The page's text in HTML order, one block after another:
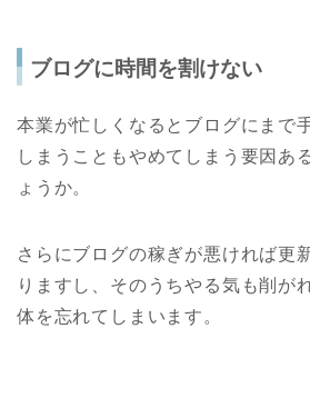
ブログに時間を割けない
本業が忙しくなるとブログにまで
しまうこともやめてしまう要因あ
ょうか。
さらにブログの稼ぎが悪ければ更
りますし、そのうちやる気も削が
体を忘れてしまいます。